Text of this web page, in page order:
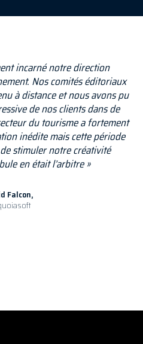
incarné notre direction
Nos comités éditoriaux
à distance et nous avons pu
de nos clients dans de
du tourisme a fortement
inédite mais cette période
stimuler notre créativité
en était l’arbitre »
Falcon,